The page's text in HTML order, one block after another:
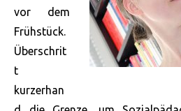
vor dem
Frühstück.
Überschrit
t
kurzerhan